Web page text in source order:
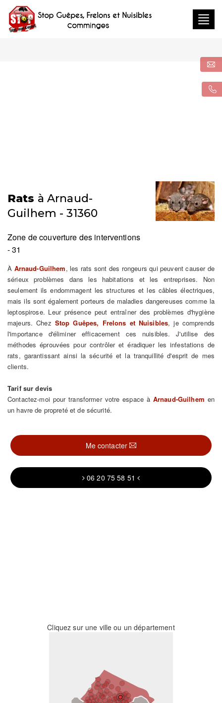
Rats à Arnaud-
Guilhem - 31360
Zone de couverture des interventions
- 31
À Arnaud-Guilhem, les rats sont des rongeurs qui peuvent causer de
sérieux problèmes dans les habitations et les entreprises. Non
seulement ils endommagent les structures et les câbles électriques,
mais ils sont également porteurs de maladies dangereuses comme la
leptospirose. Leur présence peut entraîner des problèmes d'hygiène
majeurs. Chez Stop Guêpes, Frelons et Nuisibles, je comprends
l'importance d'éliminer efficacement ces nuisibles. J'utilise des
méthodes éprouvées pour contrôler et éradiquer les infestations de
rats, garantissant ainsi la sécurité et la tranquillité d'esprit de mes
clients.
Tarif sur devis
Contactez-moi pour transformer votre espace à Arnaud-Guilhem en
un havre de propreté et de sécurité.
Me contacter
06 20 75 58 51
Cliquez sur une ville ou un département